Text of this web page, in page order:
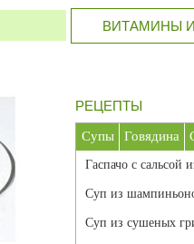
ВИТАМИНЫ
РЕЦЕПТЫ
Супы Говядина
Гаспачо с сальсой
Суп из
Суп из сушеных